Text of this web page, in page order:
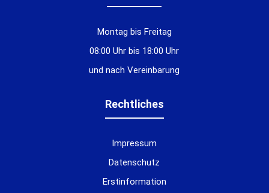
Montag bis Freitag
08:00 Uhr bis 18:00 Uhr
und nach Vereinbarung
Rechtliches
Impressum
Datenschutz
Erstinformation